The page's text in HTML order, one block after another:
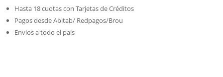
Hasta 18 cuotas con Tarjetas de Créditos
Pagos desde Abitab/ Redpagos/Brou
Envios a todo el pais